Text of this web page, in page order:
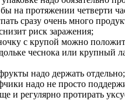
бы на протяжении четверти
сразу очень много
риск заражения;
с крупой можно
чеснока или крупный
надо держать отдельно;
надо не просто
и регулярно протирать